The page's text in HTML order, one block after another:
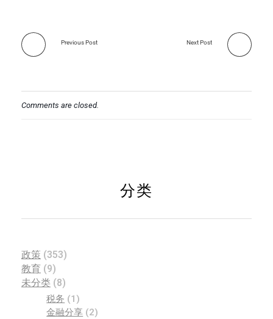
Previous Post Next Post
Comments are closed.
分类
政策 (353)
教育 (9)
未分类 (8)
税务 (1)
金融分享 (2)